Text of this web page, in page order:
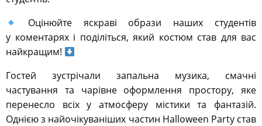
Оцінюйте яскраві образи наших студентів
у коментарях і поділіться, який костюм став для вас
найкращим!
Гостей зустрічали запальна музика, смачні
частування та чарівне оформлення простору, яке
перенесло всіх у атмосферу містики та фантазій.
Однією з найочікуваніших частин Halloween Party став